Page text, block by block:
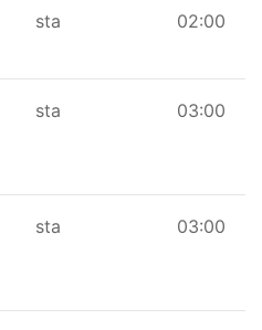
sta 02:00
sta 03:00
sta 03:00